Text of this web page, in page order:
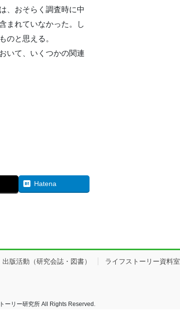
、おそらく調査時に中
まれていなかった。し
のと思える。
いて、いくつかの関連
Hatena
出版活動（研究会誌・図書） ライフストーリー資料室
ーリー研究所 All Rights Reserved.